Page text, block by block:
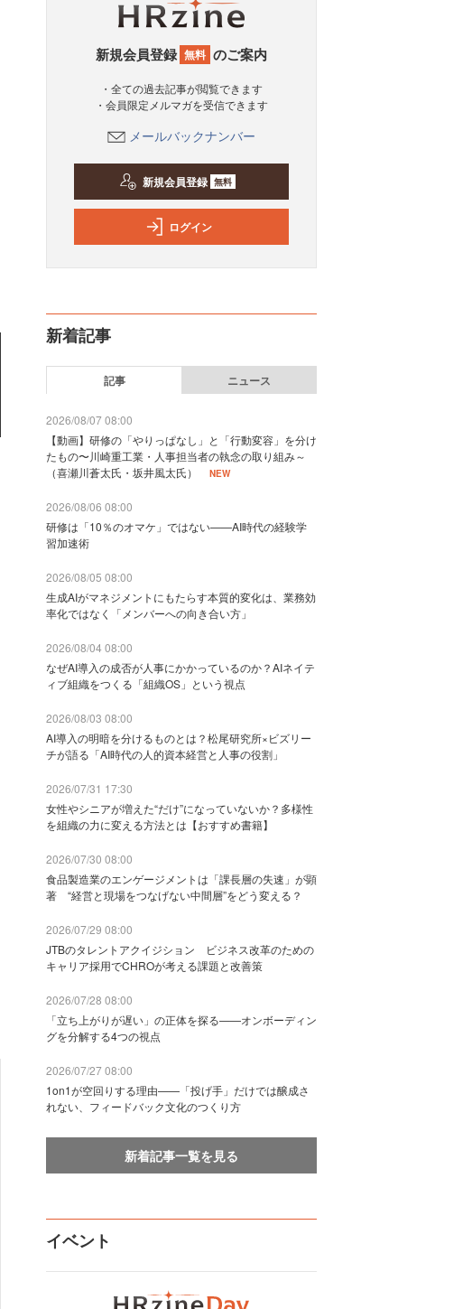
新規会員登録 無料 のご案内
・全ての過去記事が閲覧できます
・会員限定メルマガを受信できます
メールバックナンバー
新規会員登録 無料
ログイン
新着記事
記事 ニュース
2026/08/07 08:00
【動画】研修の「やりっぱなし」と「行動変容」を分け
たもの〜川崎重工業・人事担当者の執念の取り組み～
（喜瀬川蒼太氏・坂井風太氏）
NEW
2026/08/06 08:00
研修は「10％のオマケ」ではない——AI時代の経験学
習加速術
2026/08/05 08:00
生成AIがマネジメントにもたらす本質的変化は、業務効
率化ではなく「メンバーへの向き合い方」
2026/08/04 08:00
なぜAI導入の成否が人事にかかっているのか？AIネイテ
ィブ組織をつくる「組織OS」という視点
2026/08/03 08:00
AI導入の明暗を分けるものとは？松尾研究所×ビズリー
チが語る「AI時代の人的資本経営と人事の役割」
2026/07/31 17:30
女性やシニアが増えた“だけ”になっていないか？多様性
を組織の力に変える方法とは【おすすめ書籍】
2026/07/30 08:00
食品製造業のエンゲージメントは「課長層の失速」が顕
著 “経営と現場をつなげない中間層”をどう変える？
2026/07/29 08:00
JTBのタレントアクイジション ビジネス改革のための
キャリア採用でCHROが考える課題と改善策
2026/07/28 08:00
「立ち上がりが遅い」の正体を探る——オンボーディン
グを分解する4つの視点
2026/07/27 08:00
1on1が空回りする理由——「投げ手」だけでは醸成さ
れない、フィードバック文化のつくり方
新着記事一覧を見る
イベント